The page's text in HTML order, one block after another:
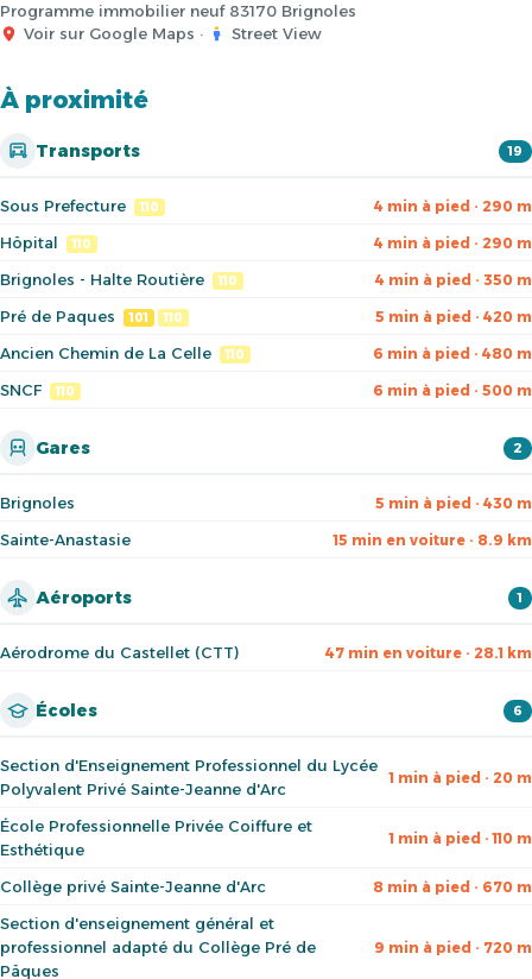
Programme immobilier neuf 83170 Brignoles
Voir sur Google Maps · Street View
À proximité
Transports 19
Sous Prefecture 110 4 min à pied · 290 m
Hôpital 110 4 min à pied · 290 m
Brignoles - Halte Routière 110 4 min à pied · 350 m
Pré de Paques 101 110 5 min à pied · 420 m
Ancien Chemin de La Celle 110 6 min à pied · 480 m
SNCF 110 6 min à pied · 500 m
Gares 2
Brignoles 5 min à pied · 430 m
Sainte-Anastasie 15 min en voiture · 8.9 km
Aéroports 1
Aérodrome du Castellet (CTT) 47 min en voiture · 28.1 km
Écoles 6
Section d'Enseignement Professionnel du Lycée
Polyvalent Privé Sainte-Jeanne d'Arc
1 min à pied · 20 m
École Professionnelle Privée Coiffure et
Esthétique
1 min à pied · 110 m
Collège privé Sainte-Jeanne d'Arc 8 min à pied · 670 m
Section d'enseignement général et
professionnel adapté du Collège Pré de
Pâques
9 min à pied · 720 m